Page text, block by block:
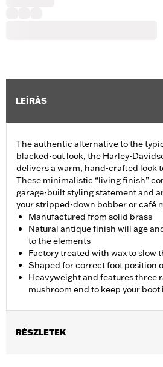
LEÍRÁS
The authentic alternative to the
blacked-out look, the Harley-
delivers a warm, hand-crafted look
These minimalistic “living finish”
garage-built styling statement and
your stripped-down bobber or café
Manufactured from solid brass
Natural antique finish will age
to the elements
Factory treated with wax to slow
Shaped for correct foot position
Heavyweight and features three
mushroom end to keep your boot
RÉSZLETEK